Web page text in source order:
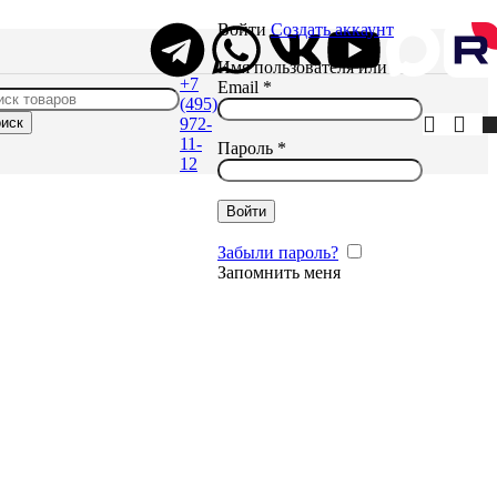
+7
(495)
972-
11-
12
Войти Создать аккаунт
Имя пользователя или
Email *
Пароль *
Войти
Забыли пароль?
Запомнить меня